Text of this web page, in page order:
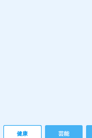
健康 芸能